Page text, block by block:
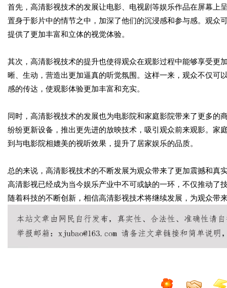
首先，高清影视技术的发展让电影、电视剧等娱乐作品在屏幕上
置身于影片中的情节之中，加深了他们的沉浸感和参与感。观众
提供了更加丰富和立体的视觉体验。
其次，高清影视技术的提升也使得观众在观影过程中能够享受更
晰、生动，营造出更加逼真的听觉氛围。这样一来，观众不仅可
感的传达，使观影体验更加丰富和充实。
同时，高清影视技术的发展也为电影院和家庭影院带来了更多
纷纷更新设备，推出更先进的放映技术，吸引观众前来观影。家
到与电影院相媲美的视听效果，提升了居家娱乐的品质。
总的来说，高清影视技术的不断发展为观众带来了更加震撼和
高清影视已经成为当今娱乐产业中不可或缺的一环，不仅推动了
随着科技的不断创新，相信高清影视技术将继续发展，为观众带